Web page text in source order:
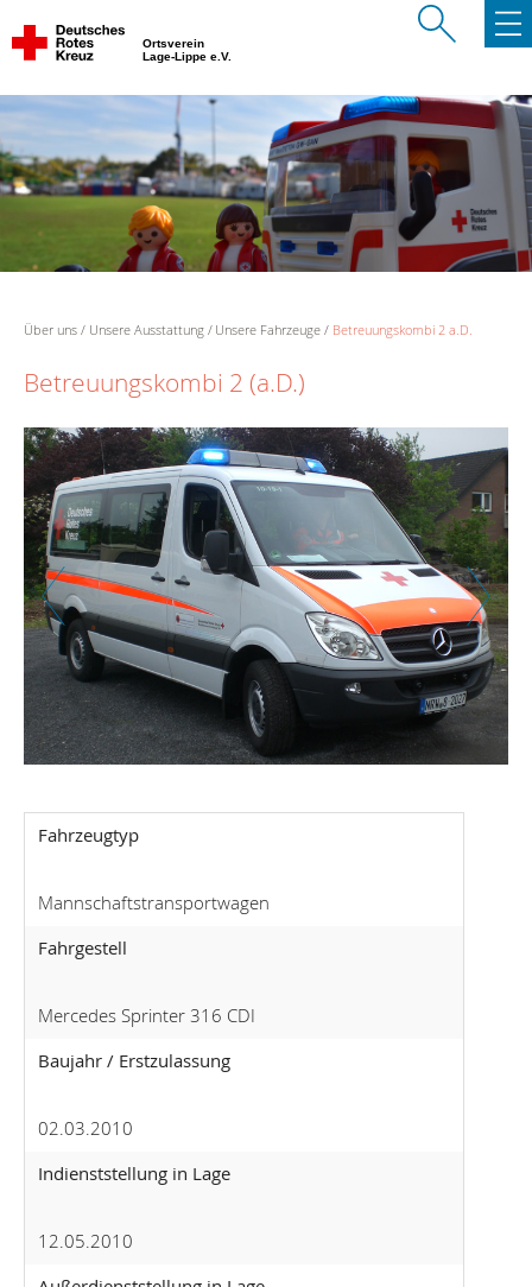
Ortsverein
Lage-Lippe e.V.
Über uns Unsere Ausstattung Unsere Fahrzeuge Betreuungskombi 2 a.D.
Betreuungskombi 2 (a.D.)
Zurück Weiter
Fahrzeugtyp
Mannschaftstransportwagen
Fahrgestell
Mercedes Sprinter 316 CDI
Baujahr / Erstzulassung
02.03.2010
Indienststellung in Lage
12.05.2010